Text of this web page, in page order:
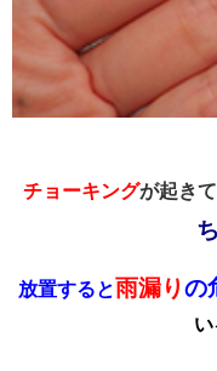
チョーキングが起き
放置すると雨漏りの
い